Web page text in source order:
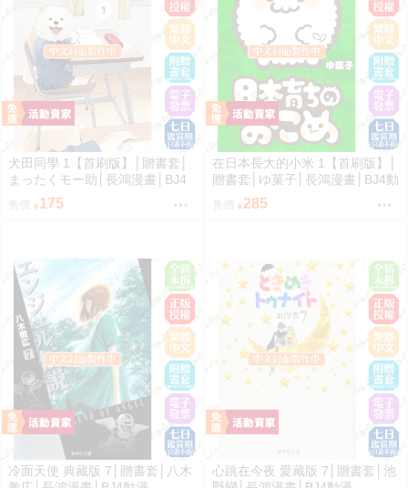
犬田同學 1【首刷版】│贈書套│
まったくモー助│長鴻漫畫│BJ4
175
在日本長大的小米 1【首刷版】│
贈書套│ゆ菓子│長鴻漫畫│BJ4動
285
冷面天使 典藏版 7│贈書套│八木
心跳在今夜 愛藏版 7│贈書套│池